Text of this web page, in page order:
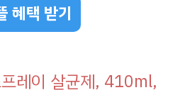
혜택 받기
레이 살균제, 410ml,